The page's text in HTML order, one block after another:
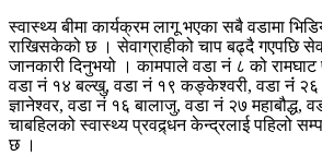
स्वास्थ्य बीमा कार्यक्रम लागू भएका सबै वडामा
राखिसकेको छ । सेवाग्राहीको चाप बढ्दै गएपछि
जानकारी दिनुभयो । कामपाले वडा नं ८ को
वडा नं १४ बल्खु, वडा नं १९ कङ्केश्वरी, वडा नंं २६
ज्ञानेश्वर, वडा नं १६ बालाजु, वडा नं २७ महाबौद्ध,
चाबहिलको स्वास्थ्य प्रवद्र्धन केन्द्रलाई पहिलो
छ ।